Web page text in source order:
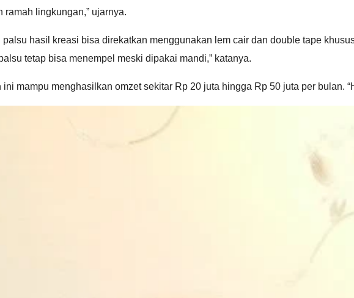
lingkungan,” ujarnya.
hasil kreasi bisa direkatkan menggunakan lem cair dan double tape
tetap bisa menempel meski dipakai mandi,” katanya.
mampu menghasilkan omzet sekitar Rp 20 juta hingga Rp 50 juta per bulan.